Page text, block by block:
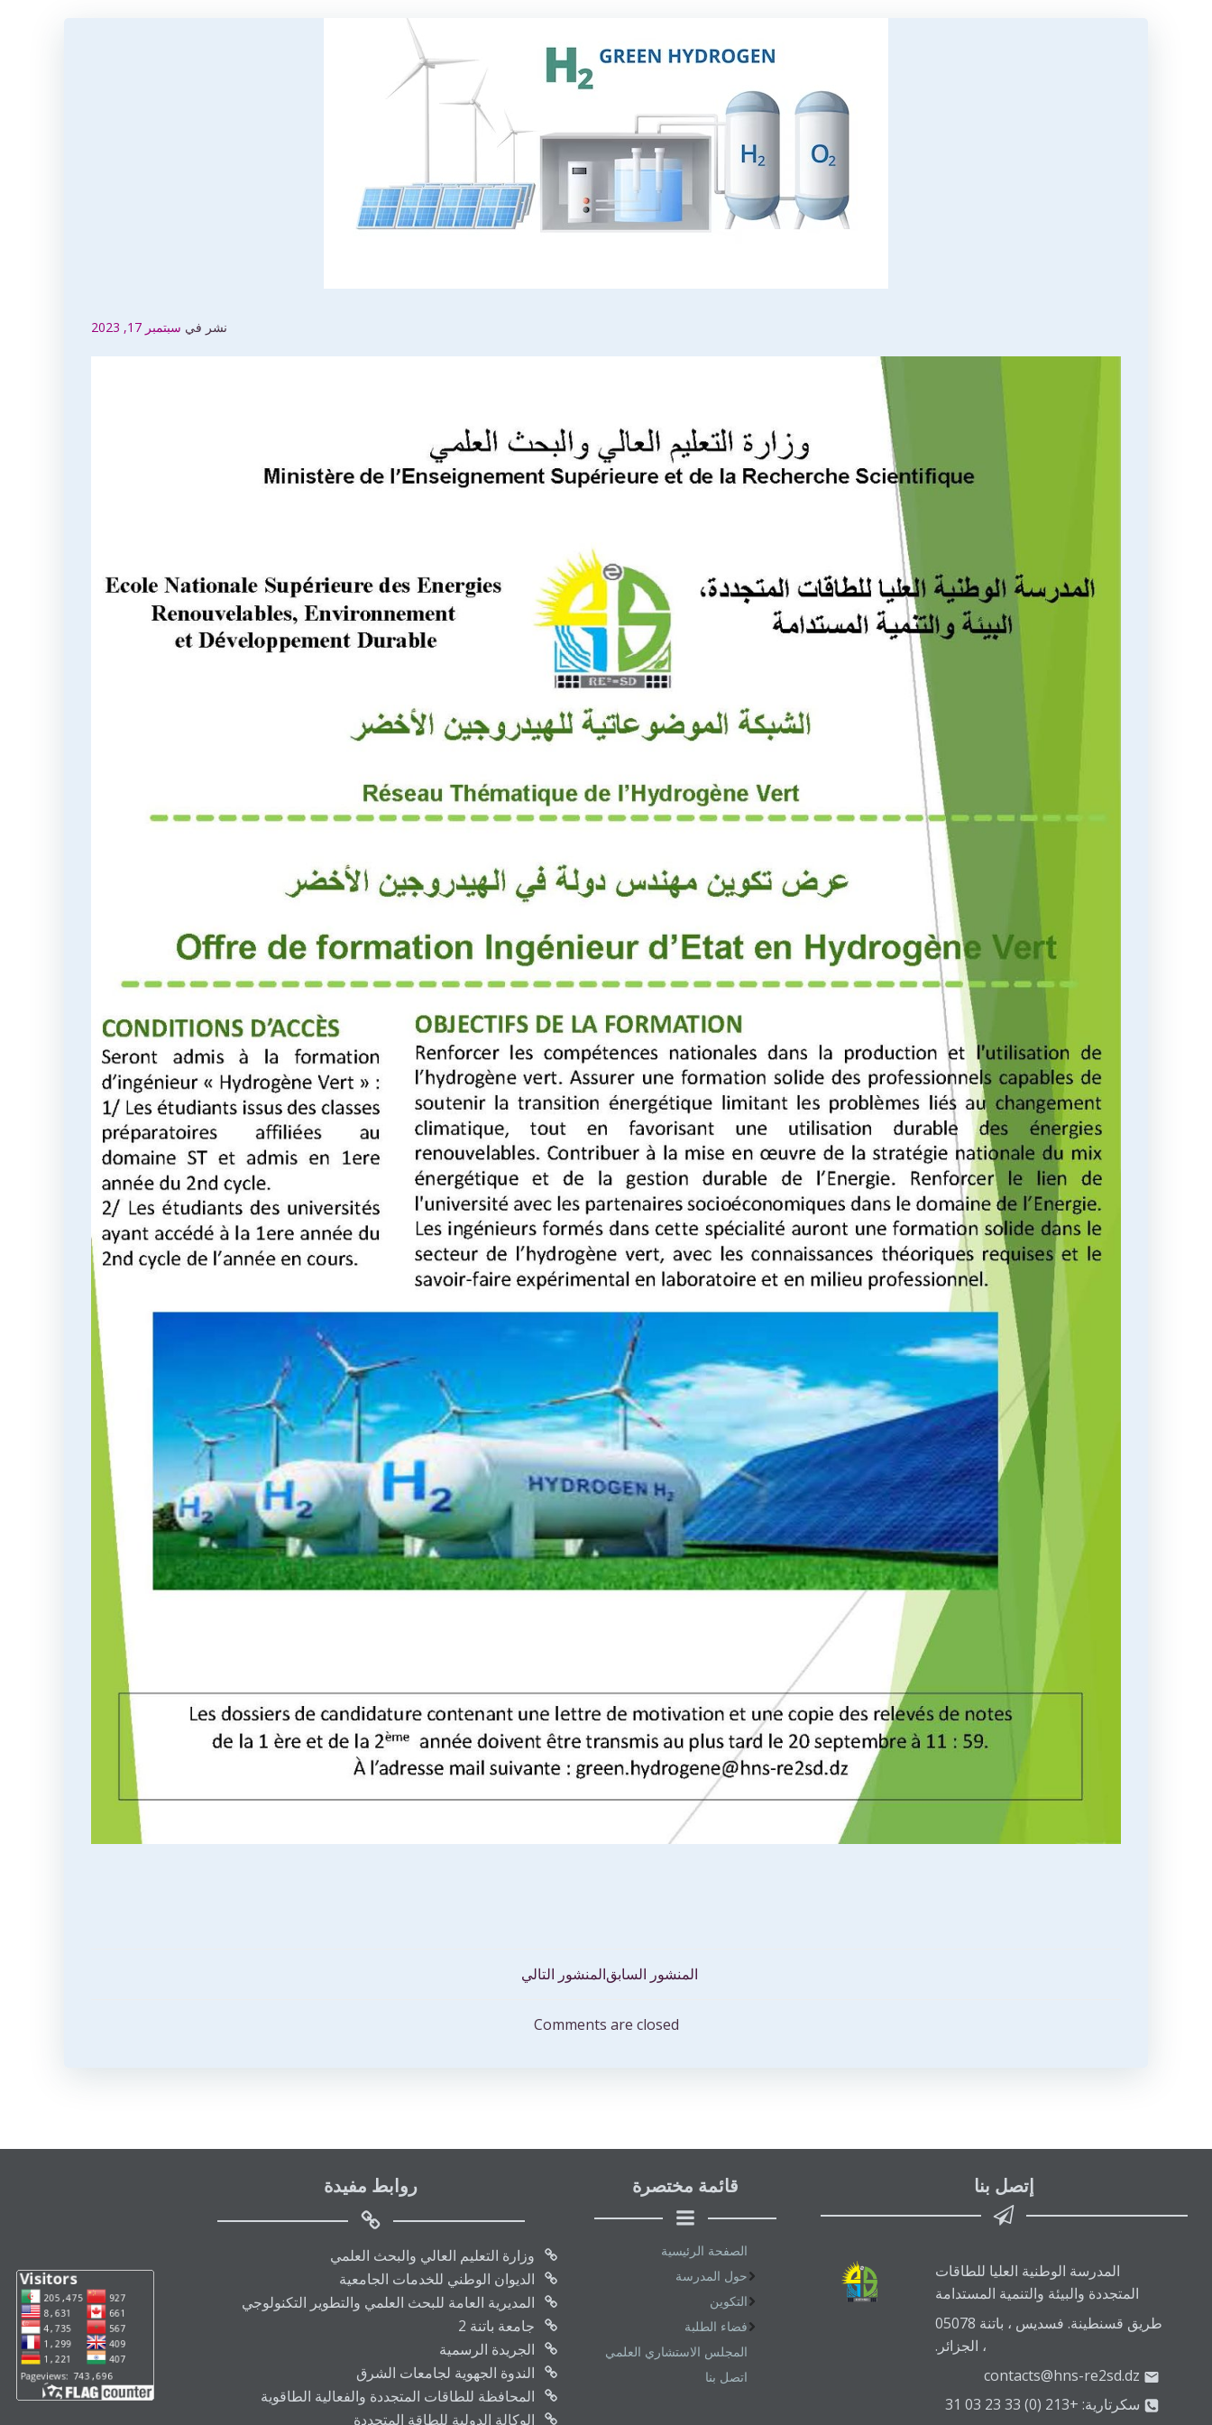
نشر في سبتمبر 17, 2023
المنشور السابقتصفّح
المقالات
المنشور التالي
Comments are closed
إتصل بنا
المدرسة الوطنية العليا للطاقات
المتجددة والبيئة والتنمية المستدامة
طريق قسنطينة. فسديس ، باتنة 05078
، الجزائر.
contacts@hns-re2sd.dz
سكرتارية: +213 (0) 33 23 03 31
قائمة مختصرة
الصفحة الرئيسية
حول المدرسة
التكوين
فضاء الطلبة
المجلس الاستشاري العلمي
اتصل بنا
روابط مفيدة
وزارة التعليم العالي والبحث العلمي
الديوان الوطني للخدمات الجامعية
المديرية العامة للبحث العلمي والتطوير التكنولوجي
جامعة باتنة 2
الجريدة الرسمية
الندوة الجهوية لجامعات الشرق
المحافظة للطاقات المتجددة والفعالية الطاقوية
الوكالة الدولية للطاقة المتجددة